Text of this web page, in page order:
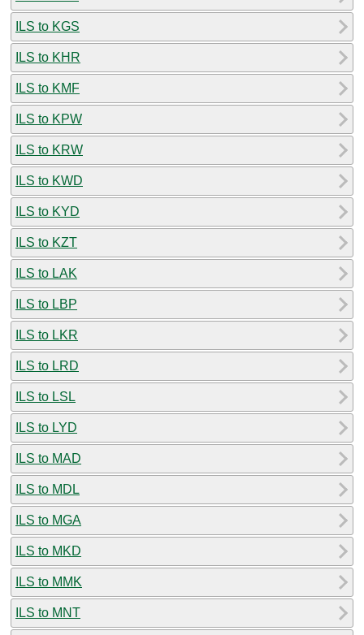
ILS to KGS
ILS to KHR
ILS to KMF
ILS to KPW
ILS to KRW
ILS to KWD
ILS to KYD
ILS to KZT
ILS to LAK
ILS to LBP
ILS to LKR
ILS to LRD
ILS to LSL
ILS to LYD
ILS to MAD
ILS to MDL
ILS to MGA
ILS to MKD
ILS to MMK
ILS to MNT